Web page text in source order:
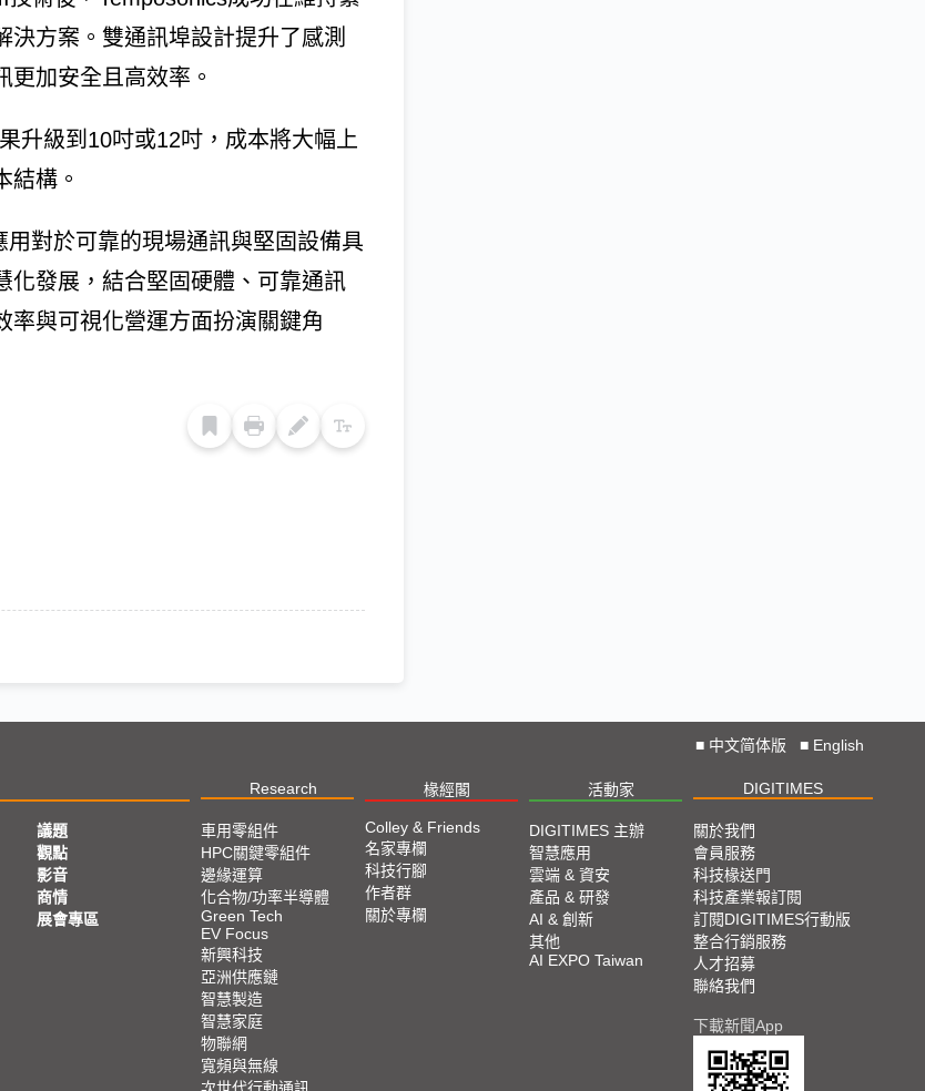
方案。雙通訊埠設計提升了感測
加安全且高效率。
升級到10吋或12吋，成本將大幅上
結構。
對於可靠的現場通訊與堅固設備具
化發展，結合堅固硬體、可靠通訊
率與可視化營運方面扮演關鍵角
■ 中文简体版 ■ English
Research 椽經閣 活動家 DIGITIMES
議題
觀點
影音
商情
展會專區
車用零組件
HPC關鍵零組件
邊緣運算
化合物/功率半導體
Green Tech
EV Focus
新興科技
亞洲供應鏈
智慧製造
智慧家庭
物聯網
寬頻與無線
Colley & Friends
名家專欄
科技行腳
作者群
關於專欄
DIGITIMES 主辦
智慧應用
雲端 & 資安
產品 & 研發
AI & 創新
其他
AI EXPO Taiwan
關於我們
會員服務
科技椽送門
科技產業報訂閱
訂閱DIGITIMES行動版
整合行銷服務
人才招募
聯絡我們
下載新聞App